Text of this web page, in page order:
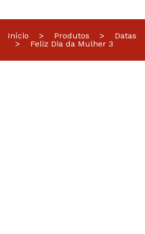
Início > Produtos > Datas
>
Feliz Dia da Mulher 3